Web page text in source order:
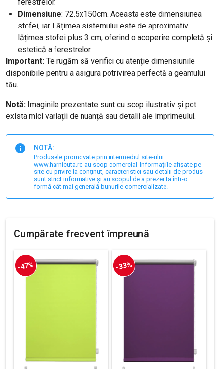
ferestrelor.
Dimensiune: 72.5x150cm. Aceasta este dimensiunea
stofei, iar Lățimea sistemului este de aproximativ
lățimea stofei plus 3 cm, oferind o acoperire completă și
estetică a ferestrelor.
Important: Te rugăm să verifici cu atenție dimensiunile
disponibile pentru a asigura potrivirea perfectă a geamului
tău.
Notă: Imaginile prezentate sunt cu scop ilustrativ și pot
exista mici variații de nuanță sau detalii ale imprimeului.
NOTĂ:
Produsele promovate prin intermediul site-ului
www.harnicuta.ro au scop comercial. Informațiile afișate pe
site cu privire la conținut, caracteristici sau detalii de produs
sunt strict informative și au scopul de a prezenta într-o
formă cât mai generală bunurile comercializate.
Cumpărate frecvent împreună
-47% -33%